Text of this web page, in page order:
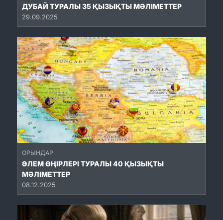
ДУБАЙ ТУРАЛЫ 35 ҚЫЗЫҚТЫ МӘЛІМЕТТЕР
29.09.2025
ОРЫНДАР
ӘЛЕМ ӨҢІРЛЕРІ ТУРАЛЫ 40 ҚЫЗЫҚТЫ
МӘЛІМЕТТЕР
08.12.2025